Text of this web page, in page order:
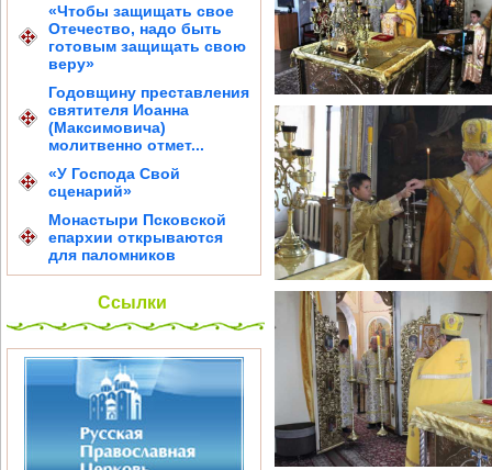
«Чтобы защищать свое
Отечество, надо быть
готовым защищать свою
веру»
Годовщину преставления
святителя Иоанна
(Максимовича)
молитвенно отмет...
«У Господа Свой
сценарий»
Монастыри Псковской
епархии открываются
для паломников
Ссылки